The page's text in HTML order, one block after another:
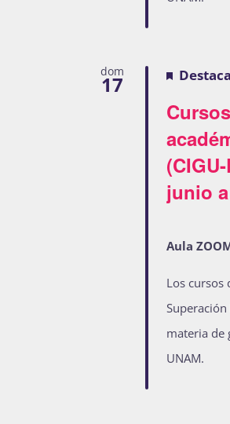
dom
17
junio
Aula
Los cursos
materia de
UNAM.